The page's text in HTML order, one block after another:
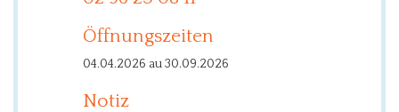
Öffnungszeiten
04.04.2026 au 30.09.2026
Notiz